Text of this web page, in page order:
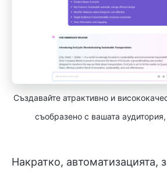
Създавайте атрактивно и
съобразено с вашата
Накратко, автоматизацията,